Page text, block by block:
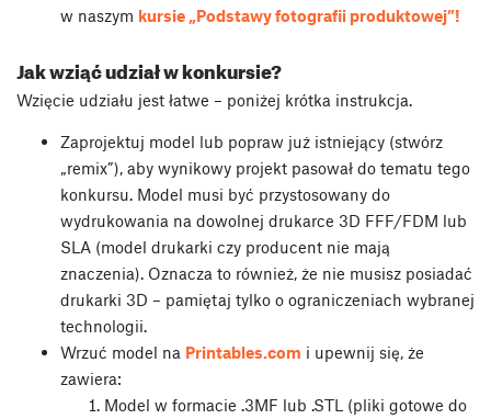
w naszym kursie „Podstawy fotografii produktowej”!
Jak wziąć udział w konkursie?
Wzięcie udziału jest łatwe – poniżej krótka instrukcja.
Zaprojektuj model lub popraw już istniejący (stwórz
„remix”), aby wynikowy projekt pasował do tematu tego
konkursu. Model musi być przystosowany do
wydrukowania na dowolnej drukarce 3D FFF/FDM lub
SLA (model drukarki czy producent nie mają
znaczenia). Oznacza to również, że nie musisz posiadać
drukarki 3D – pamiętaj tylko o ograniczeniach wybranej
technologii.
Wrzuć model na Printables.com i upewnij się, że
zawiera:
Model w formacie .3MF lub .STL (pliki gotowe do